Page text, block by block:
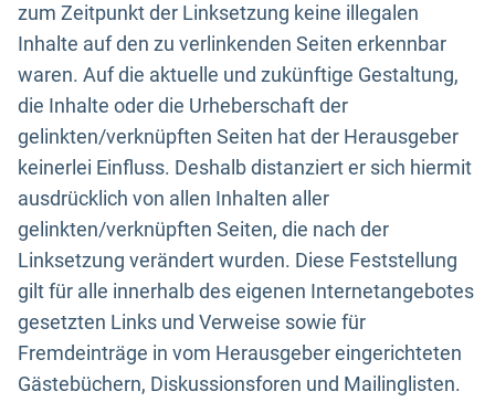
zum Zeitpunkt der Linksetzung keine illegalen
Inhalte auf den zu verlinkenden Seiten erkennbar
waren. Auf die aktuelle und zukünftige Gestaltung,
die Inhalte oder die Urheberschaft der
gelinkten/verknüpften Seiten hat der Herausgeber
keinerlei Einfluss. Deshalb distanziert er sich hiermit
ausdrücklich von allen Inhalten aller
gelinkten/verknüpften Seiten, die nach der
Linksetzung verändert wurden. Diese Feststellung
gilt für alle innerhalb des eigenen Internetangebotes
gesetzten Links und Verweise sowie für
Fremdeinträge in vom Herausgeber eingerichteten
Gästebüchern, Diskussionsforen und Mailinglisten.